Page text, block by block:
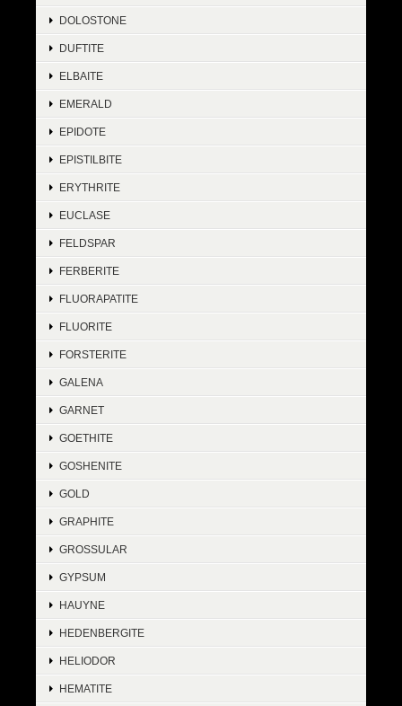
DOLOSTONE
DUFTITE
ELBAITE
EMERALD
EPIDOTE
EPISTILBITE
ERYTHRITE
EUCLASE
FELDSPAR
FERBERITE
FLUORAPATITE
FLUORITE
FORSTERITE
GALENA
GARNET
GOETHITE
GOSHENITE
GOLD
GRAPHITE
GROSSULAR
GYPSUM
HAUYNE
HEDENBERGITE
HELIODOR
HEMATITE